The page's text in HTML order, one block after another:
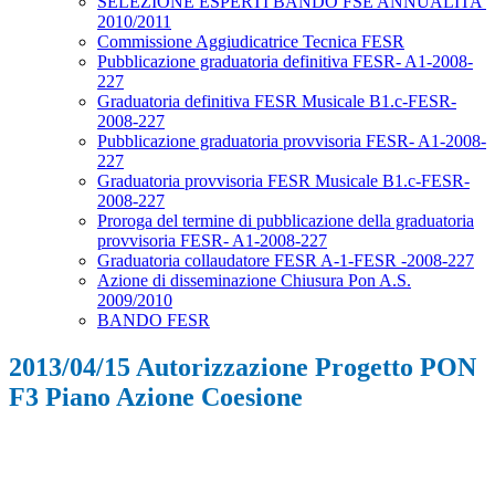
2010/2011
Commissione Aggiudicatrice Tecnica FESR
Pubblicazione graduatoria definitiva FESR- A1-2008-
227
Graduatoria definitiva FESR Musicale B1.c-FESR-
2008-227
Pubblicazione graduatoria provvisoria FESR- A1-2008-
227
Graduatoria provvisoria FESR Musicale B1.c-FESR-
2008-227
Proroga del termine di pubblicazione della graduatoria
provvisoria FESR- A1-2008-227
Graduatoria collaudatore FESR A-1-FESR -2008-227
Azione di disseminazione Chiusura Pon A.S.
2009/2010
BANDO FESR
2013/04/15 Autorizzazione Progetto PON
F3 Piano Azione Coesione